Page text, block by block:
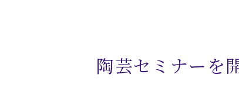
陶芸セミナーを